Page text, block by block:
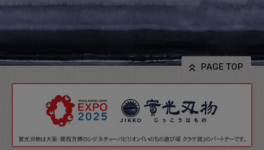
PAGE TOP